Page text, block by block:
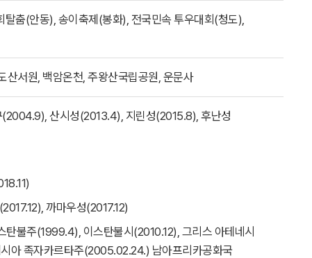
춤(안동), 송이축제(봉화), 전국민속 투우대회(청도),
산서원, 백암온천, 주왕산국립공원, 운문사
산시성(2013.4), 지린성(2015.8), 후난성
까마우성(2017.12)
탄불주(1999.4), 이스탄불시(2010.12), 그리스 아테네시
아 족자카르타주(2005.02.24.) 남아프리카공화국